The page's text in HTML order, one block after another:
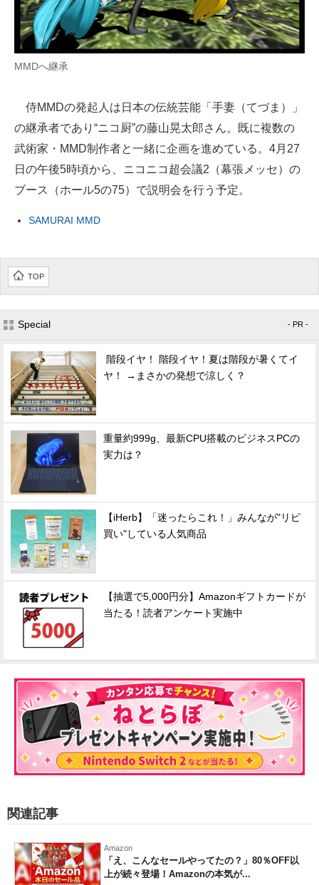
MMDへ継承
侍MMDの発起人は日本の伝統芸能「手妻（てづま）」
の継承者であり“ニコ厨”の藤山晃太郎さん。既に複数の
武術家・MMD制作者と一緒に企画を進めている。4月27
日の午後5時頃から、ニコニコ超会議2（幕張メッセ）の
ブース（ホール5の75）で説明会を行う予定。
SAMURAI MMD
TOP
Special - PR -
階段イヤ！ 階段イヤ！夏は階段が暑くてイ
ヤ！ →まさかの発想で涼しく？
重量約999g、最新CPU搭載のビジネスPCの
実力は？
【iHerb】「迷ったらこれ！」みんなが"リピ
買い"している人気商品
【抽選で5,000円分】Amazonギフトカードが
当たる！読者アンケート実施中
関連記事
Amazon
「え、こんなセールやってたの？」80％OFF以
上が続々登場！Amazonの本気が...